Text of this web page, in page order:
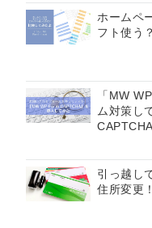
ホームペ
フト使う
「MW
ム対策し
CAPTCHA
引っ越し
住所変更